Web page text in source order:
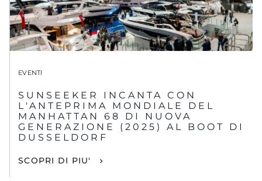
EVENTI
SUNSEEKER INCANTA CON
L'ANTEPRIMA MONDIALE DEL
MANHATTAN 68 DI NUOVA
GENERAZIONE (2025) AL BOOT DI
DUSSELDORF
SCOPRI DI PIU'